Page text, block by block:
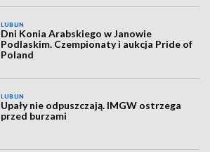
LUBLIN
Dni Konia Arabskiego w Janowie
Podlaskim. Czempionaty i aukcja Pride of
Poland
LUBLIN
Upały nie odpuszczają. IMGW ostrzega
przed burzami